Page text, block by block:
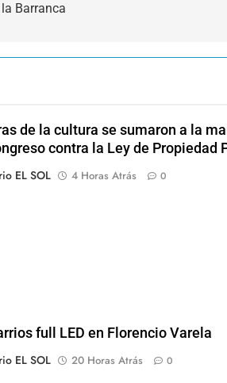
Barranca
de la cultura se sumaron a la
contra la Ley de Propiedad
EL SOL
4 Horas Atrás 0
full LED en Florencio Varela
EL SOL
20 Horas Atrás 0